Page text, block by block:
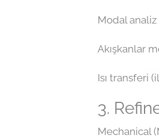
Modal analiz
Akışkanlar
Isı transferi
3.
Mechanical